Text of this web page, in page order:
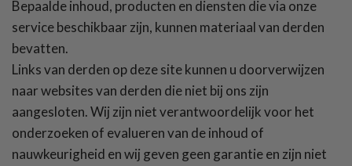
Bepaalde inhoud, producten en diensten die via onze
service beschikbaar zijn, kunnen materiaal van derden
bevatten.
Links van derden op deze site kunnen u doorverwijzen
naar websites van derden die niet bij ons zijn
aangesloten. Wij zijn niet verantwoordelijk voor het
onderzoeken of evalueren van de inhoud of
nauwkeurigheid en wij geven geen garantie en zijn niet